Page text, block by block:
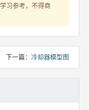
习参考，不得商
下一篇： 冷却器模型图